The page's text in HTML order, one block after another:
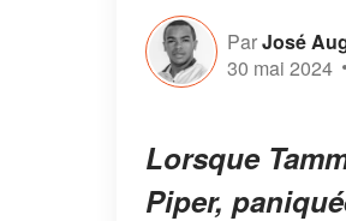
ParJosé
30 mai 2024
Lorsque
Piper,